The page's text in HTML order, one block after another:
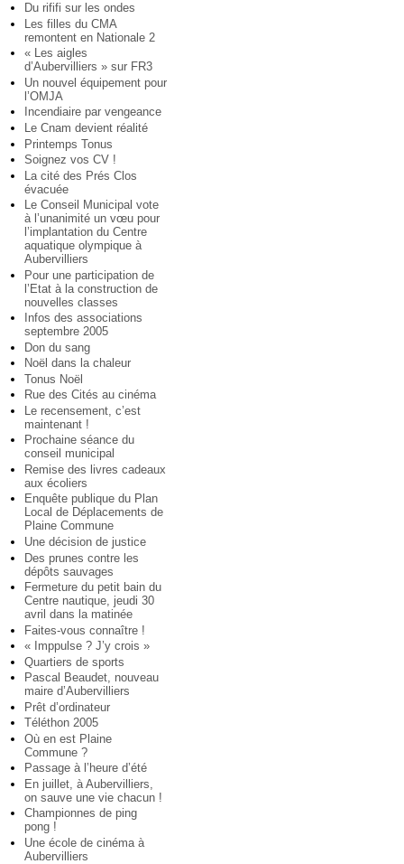
Du rififi sur les ondes
Les filles du CMA
remontent en Nationale 2
« Les aigles
d’Aubervilliers » sur FR3
Un nouvel équipement pour
l’OMJA
Incendiaire par vengeance
Le Cnam devient réalité
Printemps Tonus
Soignez vos CV !
La cité des Prés Clos
évacuée
Le Conseil Municipal vote
à l’unanimité un vœu pour
l’implantation du Centre
aquatique olympique à
Aubervilliers
Pour une participation de
l’Etat à la construction de
nouvelles classes
Infos des associations
septembre 2005
Don du sang
Noël dans la chaleur
Tonus Noël
Rue des Cités au cinéma
Le recensement, c’est
maintenant !
Prochaine séance du
conseil municipal
Remise des livres cadeaux
aux écoliers
Enquête publique du Plan
Local de Déplacements de
Plaine Commune
Une décision de justice
Des prunes contre les
dépôts sauvages
Fermeture du petit bain du
Centre nautique, jeudi 30
avril dans la matinée
Faites-vous connaître !
« Imppulse ? J’y crois »
Quartiers de sports
Pascal Beaudet, nouveau
maire d’Aubervilliers
Prêt d’ordinateur
Téléthon 2005
Où en est Plaine
Commune ?
Passage à l’heure d’été
En juillet, à Aubervilliers,
on sauve une vie chacun !
Championnes de ping
pong !
Une école de cinéma à
Aubervilliers